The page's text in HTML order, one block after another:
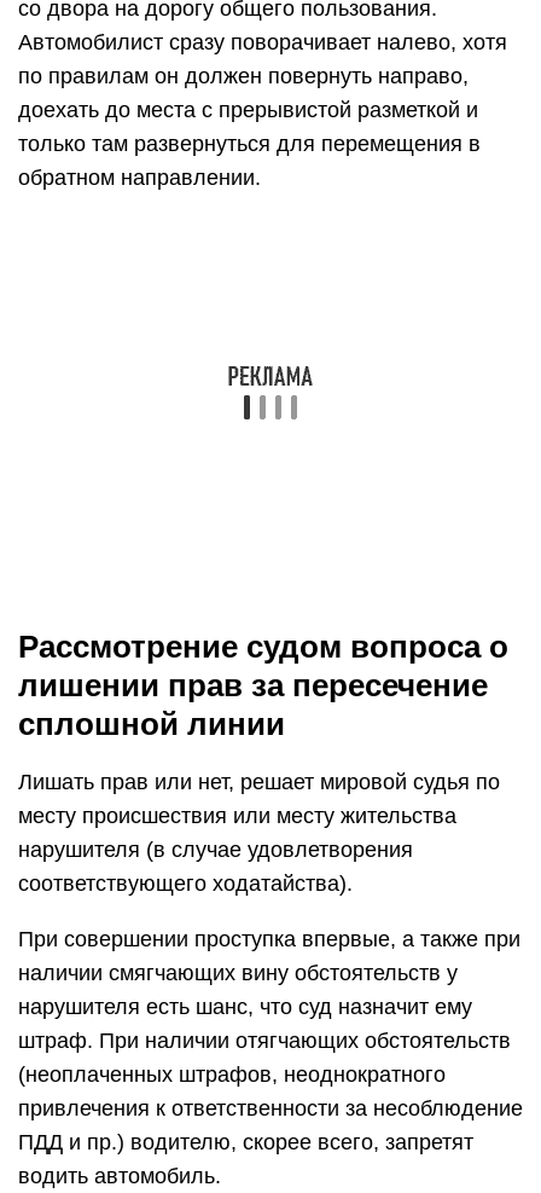
Лишать прав или нет, решает мировой судья по
месту происшествия или месту жительства
нарушителя (в случае удовлетворения
соответствующего ходатайства).
При совершении проступка впервые, а также при
ПДД и пр.) водителю, скорее всего, запретят
Важно! Лицо, которое использует автомашину в
связи с инвалидностью, не может быть лишено
3.8 КоАП РФ). Однако в случае повторного
нарушения это лицо также может получить
запрет на управление своим авто (п. 31
постановления № 20).
В результате рассмотрения дела судья выносит
постановление о взимании штрафа или лишении